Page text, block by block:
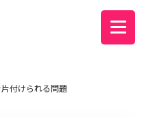
付けられる問題